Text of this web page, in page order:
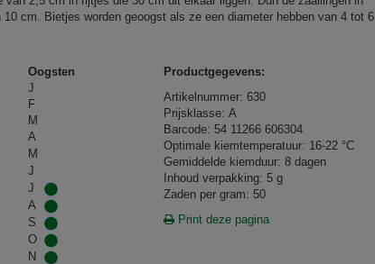
cm. Bietjes worden geoogst als ze een diameter hebben van 4 tot 6
Oogsten
J
F
M
A
M
J
J
A
S
O
N
Productgegevens:
Artikelnummer: 630
Prijsklasse: A
Barcode: 54 11266 606304
Optimale kiemtemperatuur: 16-22 °C
Gemiddelde kiemduur: 8 dagen
Inhoud verpakking: 5 g
Zaden per gram: 50
Print deze pagina